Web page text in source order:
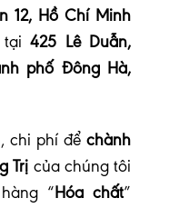
12, Hồ Chí Minh
425 Lê Duẫn,
phố Đông Hà,
chi phí để chành
Trị của chúng tôi
“Hóa chất”